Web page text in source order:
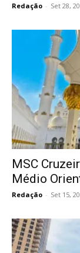
Redação - Set 28,
MSC
Médio
Redação - Set 15,